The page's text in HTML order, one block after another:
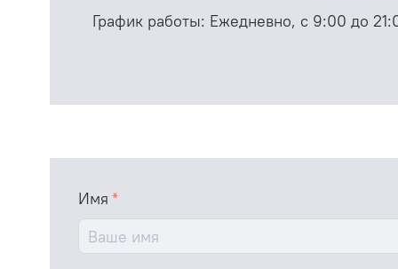
График работы: Ежедневно, с 9:00 до
Имя